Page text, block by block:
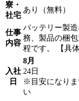
寮・
社宅
あり（無料）
仕事
内容
バッテリー製
務、製品の梱
程です。 【具
入社
日
8月
24日
※目安になりま
い